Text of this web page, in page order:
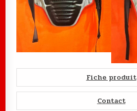
Fiche produit
Contact